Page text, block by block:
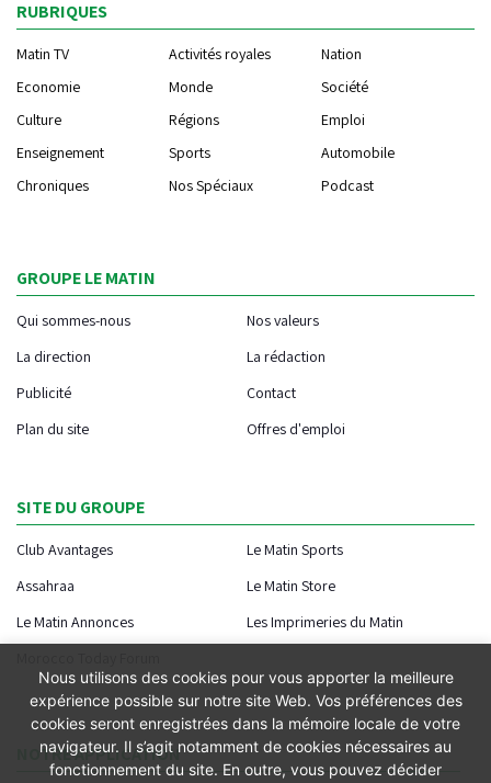
RUBRIQUES
Matin TV Activités royales
Nation
Economie
Monde
Société
Culture
Régions
Emploi
Enseignement
Sports
Automobile
Chroniques
Nos Spéciaux Podcast
GROUPE LE MATIN
Qui sommes-nous
Nos valeurs
La direction
La rédaction
Publicité
Contact
Plan du site
Offres d'emploi
SITE DU GROUPE
Club Avantages
Le Matin Sports
Assahraa
Le Matin Store
Le Matin Annonces
Les Imprimeries du Matin
NOTRE APPLICATION
Nous utilisons des cookies pour vous apporter la meilleure
expérience possible sur notre site Web. Vos préférences des
cookies seront enregistrées dans la mémoire locale de votre
navigateur. Il s’agit notamment de cookies nécessaires au
fonctionnement du site. En outre, vous pouvez décider